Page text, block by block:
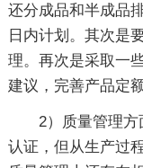
还分成品和半成品
日内计划。其次是
理。再次是采取一
建议，完善产品定
2）质量管理
认证，但从生产过